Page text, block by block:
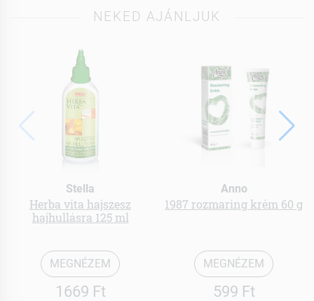
NEKED AJÁNLJUK
Stella
Herba vita hajszesz
hajhullásra 125 ml
MEGNÉZEM
1669 Ft
Anno
1987 rozmaring krém 60 g
MEGNÉZEM
599 Ft